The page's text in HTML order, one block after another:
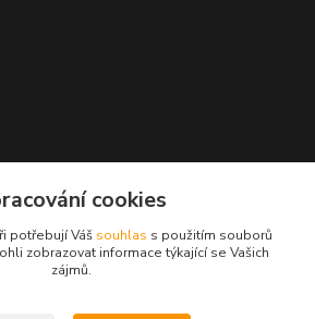
cookies
potřebují Váš souhlas s použitím souborů
zobrazovat informace týkající se Vašich
zájmů.